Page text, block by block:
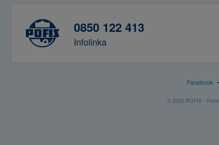
0850 122 413
Infolinka
Facebook
© 2026 POFIS -